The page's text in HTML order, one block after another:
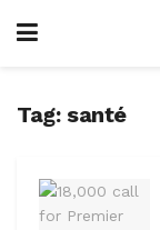
Tag: santé